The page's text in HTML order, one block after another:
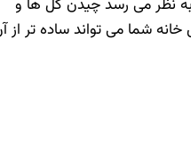
نظر می رسد چیدن گل ها و
خانه شما می تواند ساده تر از